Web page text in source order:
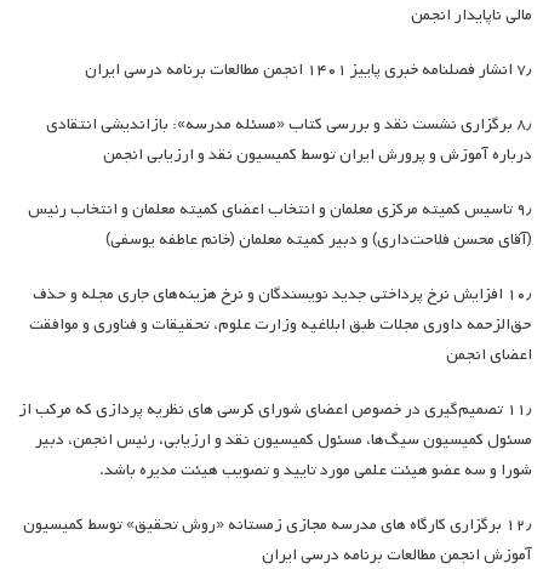
مالی ناپایدار انجمن
۷٫ انشار فصلنامه خبری پاییز ۱۴۰۱ انجمن مطالعات برنامه درسی ایران
۸٫ برگزاری نشست نقد و بررسی کتاب «مسئله مدرسه»: بازاندیشی انتقادی
درباره آموزش و پرورش ایران توسط کمیسیون نقد و ارزیابی انجمن
۹٫ تاسیس کمیته مرکزی معلمان و انتخاب اعضای کمیته معلمان و انتخاب رئیس
(آقای محسن فلاحت‌داری) و دبیر کمیته معلمان (خانم عاطفه یوسفی)
۱۰٫ افزایش نرخ پرداختی جدید نویسندگان و نرخ هزینه‌های جاری مجله و حذف
حق‌الزحمه داوری مجلات طبق ابلاغیه وزارت علوم، تحقیقات و فناوری و موافقت
اعضای انجمن
۱۱٫ تصمیم‌گیری در خصوص اعضای شورای کرسی های نظریه پردازی که مرکب از
مسئول کمیسیون سیگ‌ها، مسئول کمیسیون نقد و ارزیابی، رئیس انجمن، دبیر
شورا و سه عضو هیئت علمی مورد تایید و تصویب هیئت مدیره باشد.
۱۲٫ برگزاری کارگاه های مدرسه مجازی زمستانه «روش تحقیق» توسط کمیسیون
آموزش انجمن مطالعات برنامه درسی ایران